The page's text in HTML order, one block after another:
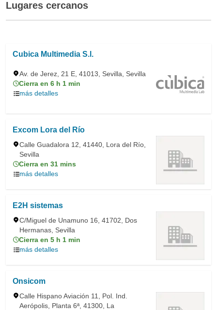
Lugares cercanos
Cubica Multimedia S.l.
Av. de Jerez, 21 E, 41013, Sevilla, Sevilla
Cierra en 6 h 1 min
más detalles
Excom Lora del Río
Calle Guadalora 12, 41440, Lora del Río,
Sevilla
Cierra en 31 mins
más detalles
E2H sistemas
C/Miguel de Unamuno 16, 41702, Dos
Hermanas, Sevilla
Cierra en 5 h 1 min
más detalles
Onsicom
Calle Hispano Aviación 11, Pol. Ind.
Aerópolis, Planta 6ª, 41300, La